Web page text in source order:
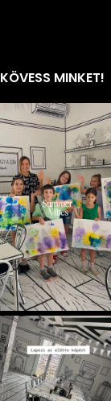
KÖVESS MINKET!